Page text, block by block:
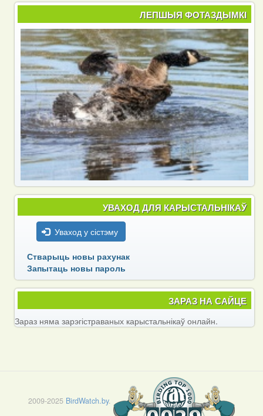
ЛЕПШЫЯ ФОТАЗДЫМКІ
УВАХОД ДЛЯ КАРЫСТАЛЬНІКАЎ
Уваход у сістэму
Стварыць новы рахунак
Запытаць новы пароль
ЗАРАЗ НА САЙЦЕ
Зараз няма зарэгістраваных карыстальнікаў онлайн.
2009-2025 BirdWatch.by.